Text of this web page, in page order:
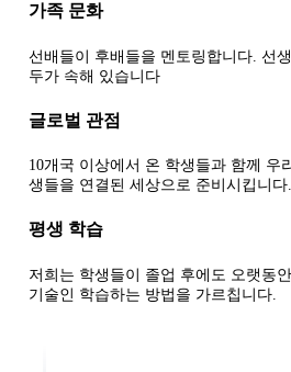
가족 문화
선배들이 후배들을 멘토링합니다. 선
두가 속해 있습니다
글로벌 관점
10개국 이상에서 온 학생들과 함께 우
생들을 연결된 세상으로 준비시킵니다.
평생 학습
저희는 학생들이 졸업 후에도 오랫동
기술인 학습하는 방법을 가르칩니다.